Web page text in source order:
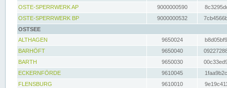
OSTE-SPERRWERK AP 9000000590
OSTE-SPERRWERK BP
9000000532
OSTSEE
ALTHAGEN
9650024
BARHÖFT
9650040
BARTH
9650030
ECKERNFÖRDE
9610045
FLENSBURG
9610010